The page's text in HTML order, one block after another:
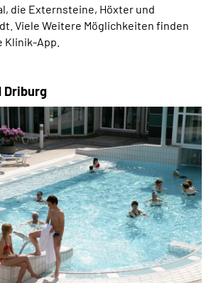
die Externsteine, Höxter und
Viele Weitere Möglichkeiten finden
Klinik-App.
Driburg